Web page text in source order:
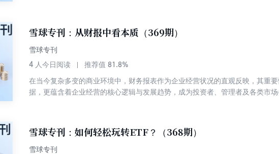
篮子”，更重要的是留下收益，降低风险。或者说，在同样的风险水平下，我们
效果，才能被称为免费的午餐。可能很多人一提到资产配置就觉得离自己很远
置的核心没有那么复杂，核心就是一个词：分散。 简单来说是在三个层面的分
分散】是指不要押注单一资产，而是通过股票、债券、商品等做资产分散； 【
国内国外的全球投资做市场分散； 【时间分散】是指不要押注单一择时，而是
宏观环境如此不确定的情况下，未来一片迷雾，这个过程中学会如何做好资产
雪球专刊：从财报中看本质（369期）
雪球专刊
4 人今日阅读 推荐值 81.8%
在当今复杂多变的商业环境中，财务报表作为企业经营状况的直观反映，其重
据，更蕴含着企业经营的核心逻辑与发展趋势，成为投资者、管理者及各类市
市场波动性提升，财报披露与价值挖掘不断推动投资分析深度演进，面对复杂
本质？ 本期专刊精选8篇文章，带大家从财报中看本质。
雪球专刊：如何轻松玩转ETF？（368期）
雪球专刊